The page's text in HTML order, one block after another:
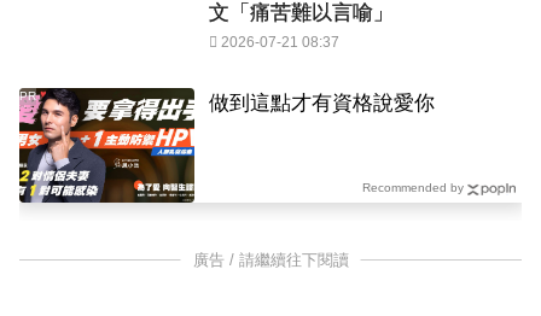
文「痛苦難以言喻」
2026-07-21 08:37
做到這點才有資格說愛你
PR
Recommended by
廣告 / 請繼續往下閱讀